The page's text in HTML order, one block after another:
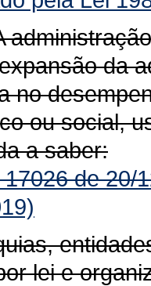
da
no
ou social,
a saber:
de 20/
lei e